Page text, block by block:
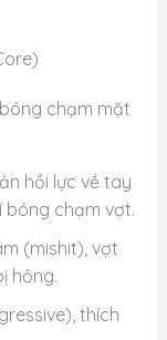
chạm mặt
hồi lực về tay
bóng chạm vợt.
(mishit), vợt
hỏng.
thích